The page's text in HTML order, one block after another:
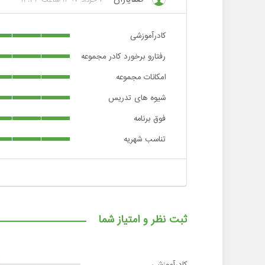
کادرآموزشی
رفتارو برخورد کادر مجموعه
امکانات مجموعه
شیوه های تدریس
فوق برنامه
تناسب شهریه
ثبت نظر و امتیاز شما